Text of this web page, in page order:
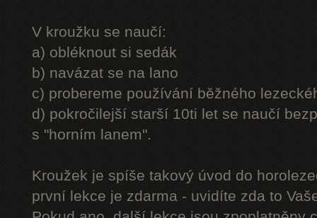
V kroužku se naučí:
a) obléknout si sedák
b) navázat se na lano
c) probereme používání běžného
d) pokročilejší starší 10ti let se naučí
s "horním lanem".
Kroužek je spíše takový úvod do
první lekce je zdarma - uvidíte zda to